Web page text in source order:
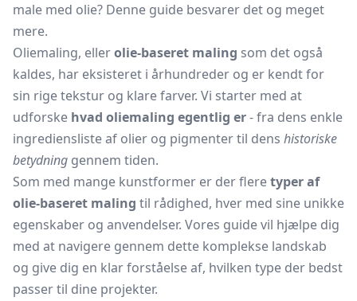
male med olie? Denne guide besvarer det og meget
mere.
Oliemaling, ellerolie-baseret maling som det også
kaldes, har eksisteret i århundreder og er kendt for
sin rige tekstur og klare farver. Vi starter med at
udforske hvad oliemaling egentlig er- fra dens enkle
ingrediensliste af olier og pigmenter til dens historiske
betydning gennem tiden.
Som med mange kunstformer er der fleretyper af
olie-baseret maling til rådighed, hver med sine unikke
egenskaber og anvendelser. Vores guide vil hjælpe dig
med at navigere gennem dette komplekse landskab
og give dig en klar forståelse af, hvilken type der bedst
passer til dine projekter.